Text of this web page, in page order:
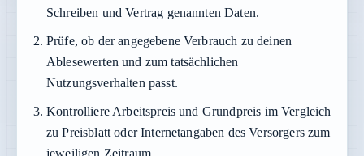
Schreiben und Vertrag genannten Daten.
Prüfe, ob der angegebene Verbrauch zu deinen
Ablesewerten und zum tatsächlichen
Nutzungsverhalten passt.
Kontrolliere Arbeitspreis und Grundpreis im Vergleich
zu Preisblatt oder Internetangaben des Versorgers zum
jeweiligen Zeitraum.